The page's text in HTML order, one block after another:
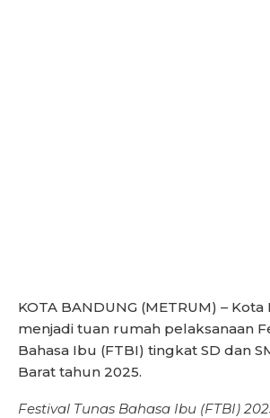
KOTA BANDUNG (METRUM) –
menjadi tuan rumah pelaksanaan
Bahasa Ibu (FTBI) tingkat SD dan
Barat tahun 2025.
Festival Tunas Bahasa Ibu (FTBI)